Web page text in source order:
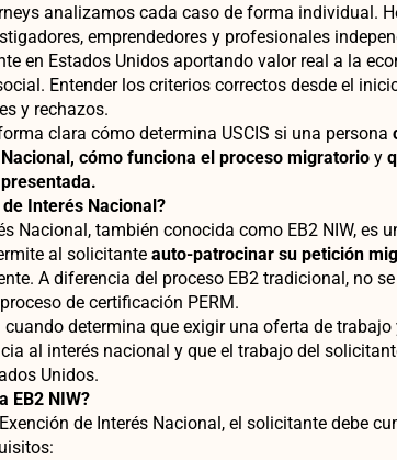
analizamos cada caso de forma individual.
emprendedores y profesionales
en Estados Unidos aportando valor real a la
Entender los criterios correctos desde el
y rechazos.
clara cómo determina USCIS si una persona
cómo funciona el proceso migratorio y
de Interés Nacional?
Nacional, también conocida como EB2 NIW, es
al solicitante auto-patrocinar su petición
A diferencia del proceso EB2 tradicional, no
de certificación PERM.
cuando determina que exigir una oferta de trabajo
al interés nacional y que el trabajo del
Unidos.
EB2 NIW?
de Interés Nacional, el solicitante debe